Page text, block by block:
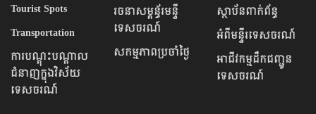
Tourist Spots
Transportation
ការបណ្ដុះបណ្ដាល
ជំនាញក្នុងវិស័យ
ទេសចរណ៍
រចនាសម្ពន័្ធរមន្ទី
ទេសចរណ៍
សកម្មភាពប្រចាំថ្ងៃ
ស្ថាប័នពាក់ព័ន្ធ
អំពីមន្ទីរទេសចរណ៍
អាជីវកម្មដឺកជញ្ជូន
ទេសចរណ៍